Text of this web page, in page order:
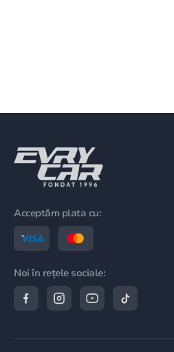
Acceptăm plata cu:
Noi în rețele sociale: